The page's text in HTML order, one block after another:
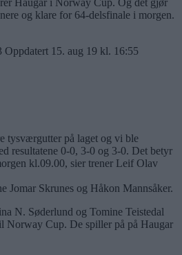
og klare for 64-delsfinale i morgen.
Oppdatert 15. aug 19 kl. 16:55
tysværgutter på laget og vi ble
resultatene 0-0, 3-0 og 3-0. Det betyr
kl.09.00, sier trener Leif Olav
Jomar Skrunes og Håkon Mannsåker.
N. Søderlund og Tomine Teistedal
Norway Cup. De spiller på på Haugar